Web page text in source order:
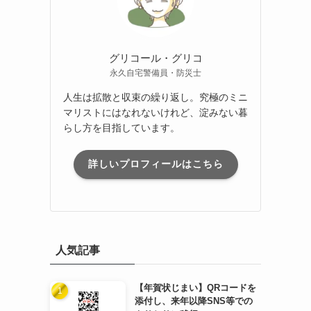
グリコール・グリコ
永久自宅警備員・防災士
人生は拡散と収束の繰り返し。究極のミニ
マリストにはなれないけれど、淀みない暮
らし方を目指しています。
詳しいプロフィールはこちら
人気記事
【年賀状じまい】QRコードを
添付し、来年以降SNS等での